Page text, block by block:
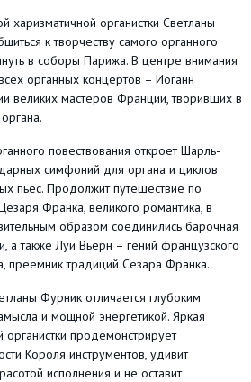
органистки Светланы
к творчеству самого органного
в соборы Парижа. В центре внимания
органных концертов – Иоганн
великих мастеров Франции, творивших в
повествования откроет Шарль-
симфоний для органа и циклов
пьес. Продолжит путешествие по
Франка, великого романтика, в
образом соединились барочная
а также Луи Вьерн – гений французского
преемник традиций Сезара Франка.
Фурник отличается глубоким
и мощной энергетикой. Яркая
продемонстрирует
Короля инструментов, удивит
исполнения и не оставит